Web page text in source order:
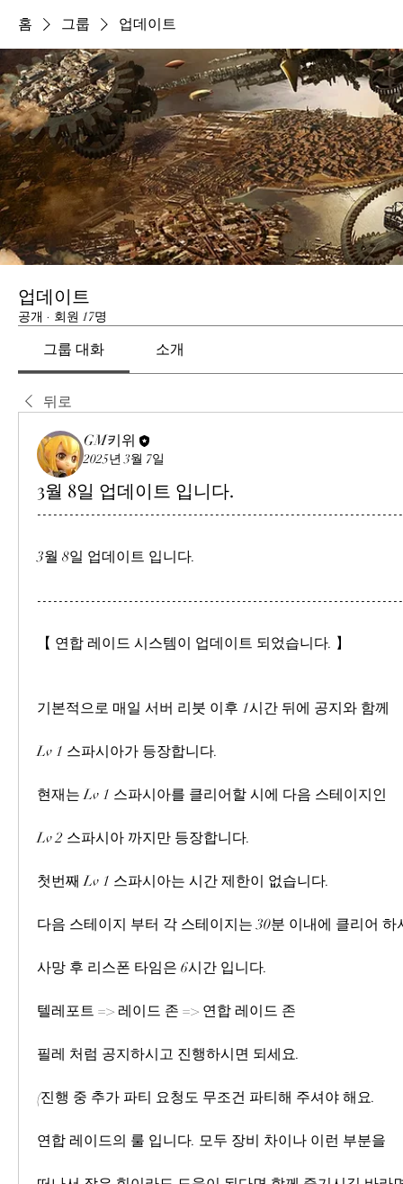
홈 그룹 업데이트
업데이트
공개 · 회원 17명
그룹 대화 소개
뒤로
GM키위
2025년 3월 7일
3월 8일 업데이트 입니다.
3월 8일 업데이트 입니다.
【 연합 레이드 시스템이 업데이트 되었습니다. 】
기본적으로 매일 서버 리붓 이후 1시간 뒤에 공지와 함께
Lv 1 스파시아가 등장합니다.
현재는 Lv 1 스파시아를 클리어할 시에 다음 스테이지인
Lv 2 스파시아 까지만 등장합니다.
첫번째 Lv 1 스파시아는 시간 제한이 없습니다.
다음 스테이지 부터 각 스테이지는 30분 이내에 클리어 하
사망 후 리스폰 타임은 6시간 입니다.
텔레포트 => 레이드 존 => 연합 레이드 존
필레 처럼 공지하시고 진행하시면 되세요.
(진행 중 추가 파티 요청도 무조건 파티해 주셔야 해요.
연합 레이드의 룰 입니다. 모두 장비 차이나 이런 부분을